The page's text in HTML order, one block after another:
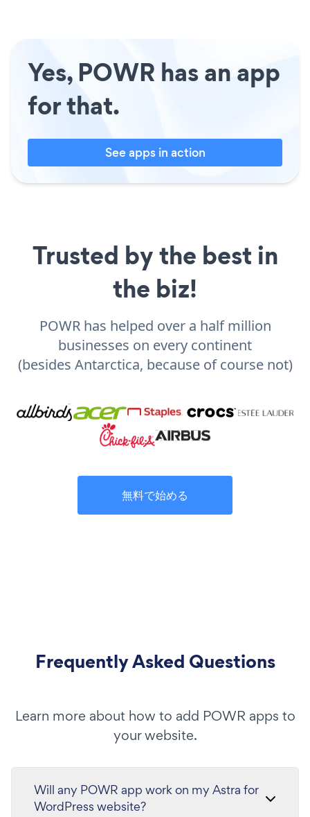
Yes, POWR has an app
for that.
See apps in action
Trusted by the best in
the biz!
POWR has helped over a half million
businesses on every continent
(besides Antarctica, because of course not)
無料で始める
Frequently Asked Questions
Learn more about how to add POWR apps to
your website.
Will any POWR app work on my Astra for
WordPress website?